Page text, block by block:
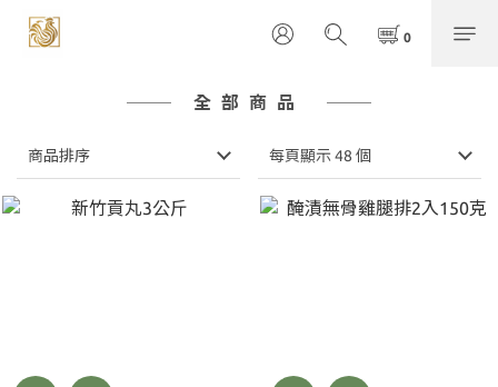
全部商品
商品排序 每頁顯示 48 個